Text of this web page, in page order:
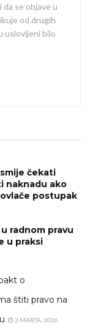
da se objave u
od drugih
uslovljeni bilo
čekati
naknadu ako
postupak
radnom pravu
u praksi
o
štiti pravo na
3 MARTA, 2026